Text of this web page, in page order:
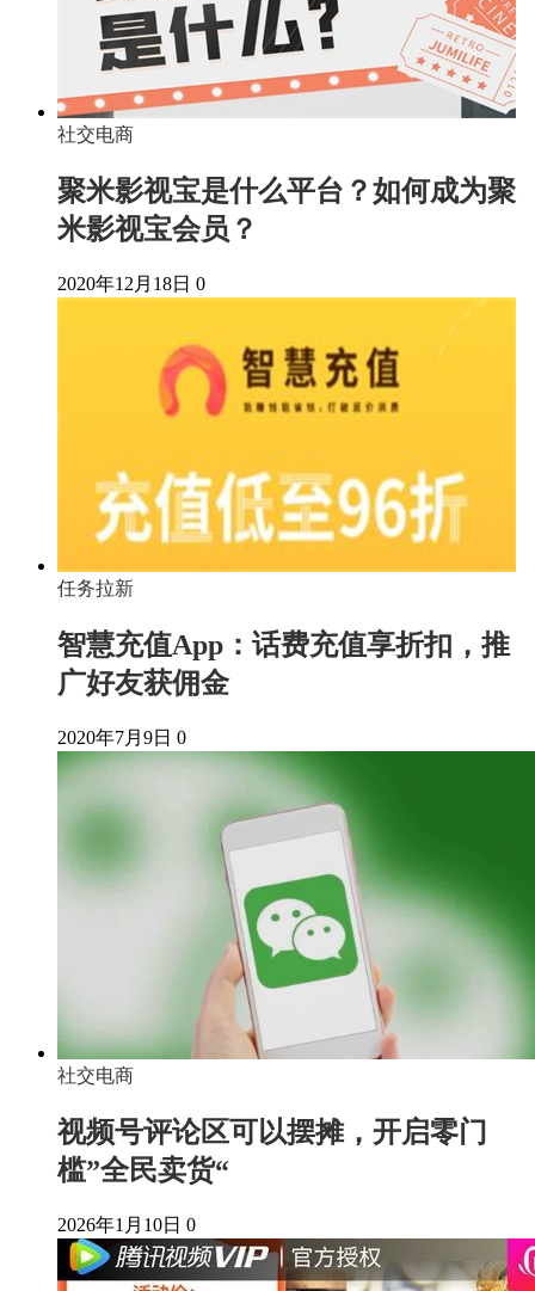
社交电商
聚米影视宝是什么平台？如何成为聚
米影视宝会员？
2020年12月18日 0
任务拉新
智慧充值App：话费充值享折扣，推
广好友获佣金
2020年7月9日 0
社交电商
视频号评论区可以摆摊，开启零门
槛”全民卖货“
2026年1月10日 0